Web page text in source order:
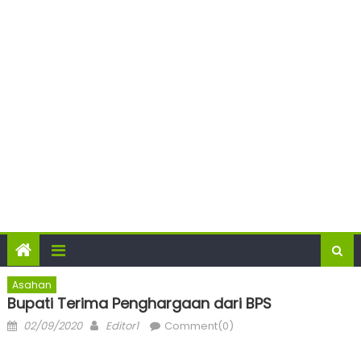
Asahan
Bupati Terima Penghargaan dari BPS
Posted
02/09/2020 Author
Editor1 Comment(0)